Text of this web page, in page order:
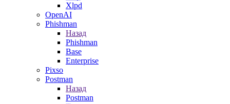
Xlpd
OpenAI
Phishman
Назад
Phishman
Base
Enterprise
Pixso
Postman
Назад
Postman